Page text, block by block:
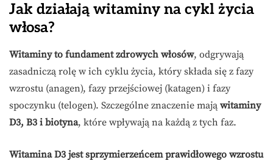
Jak działają witaminy na cykl życia
włosa?
Witaminy to fundament zdrowych włosów, odgrywają
zasadniczą rolę w ich cyklu życia, który składa się z fazy
wzrostu (anagen), fazy przejściowej (katagen) i fazy
spoczynku (telogen). Szczególne znaczenie mają witaminy
D3, B3 i biotyna, które wpływają na każdą z tych faz.
Witamina D3 jest sprzymierzeńcem prawidłowego wzrostu